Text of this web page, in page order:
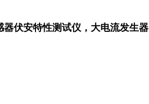
伏安特性测试仪，大电流发生器